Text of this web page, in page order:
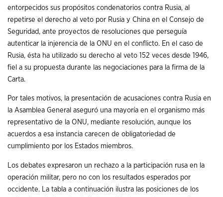
entorpecidos sus propósitos condenatorios contra Rusia, al
repetirse el derecho al veto por Rusia y China en el Consejo de
Seguridad, ante proyectos de resoluciones que perseguía
autenticar la injerencia de la ONU en el conflicto. En el caso de
Rusia, ésta ha utilizado su derecho al veto 152 veces desde 1946,
fiel a su propuesta durante las negociaciones para la firma de la
Carta.
Por tales motivos, la presentación de acusaciones contra Rusia en
la Asamblea General aseguró una mayoría en el organismo más
representativo de la ONU, mediante resolución, aunque los
acuerdos a esa instancia carecen de obligatoriedad de
cumplimiento por los Estados miembros.
Los debates expresaron un rechazo a la participación rusa en la
operación militar, pero no con los resultados esperados por
occidente. La tabla a continuación ilustra las posiciones de los